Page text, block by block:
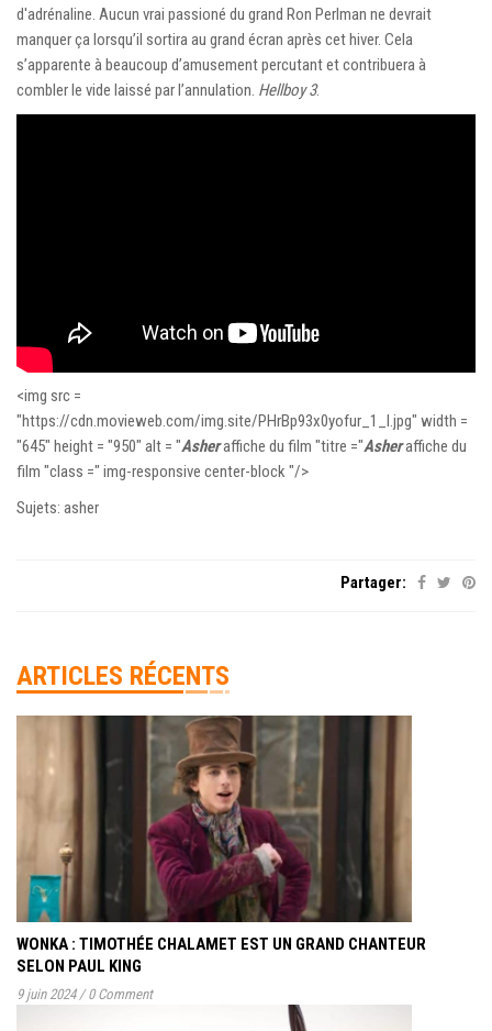
d'adrénaline. Aucun vrai passioné du grand Ron Perlman ne devrait
manquer ça lorsqu’il sortira au grand écran après cet hiver. Cela
s’apparente à beaucoup d’amusement percutant et contribuera à
combler le vide laissé par l’annulation. Hellboy 3.
<img src =
"https://cdn.movieweb.com/img.site/PHrBp93x0yofur_1_l.jpg" width =
"645" height = "950" alt = "Asheraffiche du film "titre ="Asheraffiche du
film "class =" img-responsive center-block "/>
Sujets: asher
Partager:
ARTICLES RÉCENTS
WONKA : TIMOTHÉE CHALAMET EST UN GRAND CHANTEUR
SELON PAUL KING
9 juin 2024 / 0 Comment